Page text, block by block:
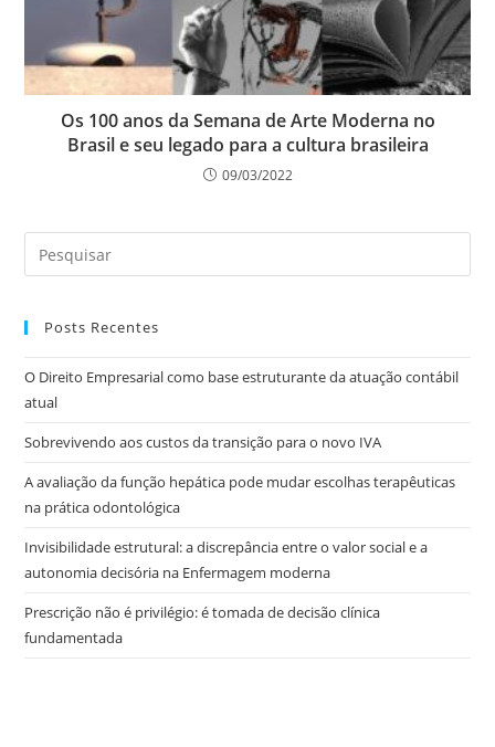
Os 100 anos da Semana de Arte Moderna no
Brasil e seu legado para a cultura brasileira
09/03/2022
Posts Recentes
O Direito Empresarial como base estruturante da atuação contábil
atual
Sobrevivendo aos custos da transição para o novo IVA
A avaliação da função hepática pode mudar escolhas terapêuticas
na prática odontológica
Invisibilidade estrutural: a discrepância entre o valor social e a
autonomia decisória na Enfermagem moderna
Prescrição não é privilégio: é tomada de decisão clínica
fundamentada